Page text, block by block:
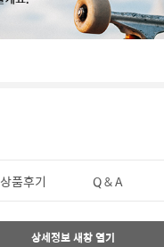
상품후기 Q & A
상세정보 새창 열기